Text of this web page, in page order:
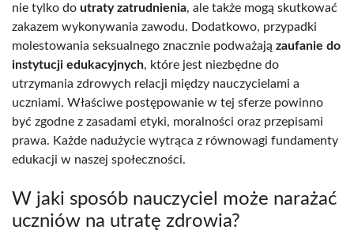
nie tylko do utraty zatrudnienia, ale także mogą skutkować
zakazem wykonywania zawodu. Dodatkowo, przypadki
molestowania seksualnego znacznie podważają zaufanie do
instytucji edukacyjnych, które jest niezbędne do
utrzymania zdrowych relacji między nauczycielami a
uczniami. Właściwe postępowanie w tej sferze powinno
być zgodne z zasadami etyki, moralności oraz przepisami
prawa. Każde nadużycie wytrąca z równowagi fundamenty
edukacji w naszej społeczności.
W jaki sposób nauczyciel może narażać
uczniów na utratę zdrowia?